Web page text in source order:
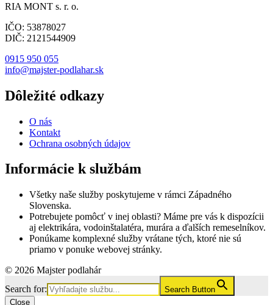
RIA MONT s. r. o.
IČO: 53878027
DIČ: 2121544909
0915 950 055
info@majster-podlahar.sk
Dôležité odkazy
O nás
Kontakt
Ochrana osobných údajov
Informácie k službám
Všetky naše služby poskytujeme v rámci Západného
Slovenska.
Potrebujete pomôcť v inej oblasti? Máme pre vás k dispozícii
aj elektrikára, vodoinštalatéra, murára a ďalších remeselníkov.
Ponúkame komplexné služby vrátane tých, ktoré nie sú
priamo v ponuke webovej stránky.
© 2026 Majster podlahár
Search for:
Search Button
Close